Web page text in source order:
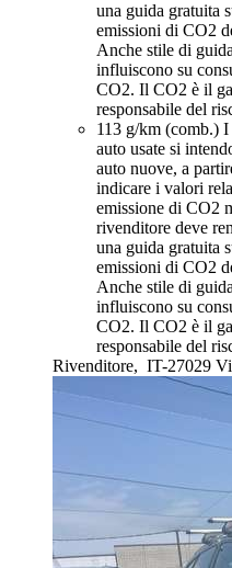
una guida gratuita
emissioni di CO2
Anche stile di
influiscono su
CO2. Il CO2 è il
responsabile del
113 g/km (comb.) I
auto usate si
auto nuove, a
indicare i valori
emissione di CO2
rivenditore deve
una guida gratuita
emissioni di CO2
Anche stile di
influiscono su
CO2. Il CO2 è il
responsabile del
Rivenditore, IT-27029